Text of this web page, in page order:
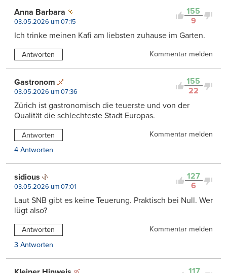
155
9
Anna Barbara
03.05.2026 um 07:15
Ich trinke meinen Kafi am liebsten zuhause im Garten.
Antworten Kommentar melden
155
22
Gastronom
03.05.2026 um 07:36
Zürich ist gastronomisch die teuerste und von der
Qualität die schlechteste Stadt Europas.
Antworten
Kommentar melden
4 Antworten
127
6
sidious
03.05.2026 um 07:01
Laut SNB gibt es keine Teuerung. Praktisch bei Null. Wer
lügt also?
Antworten
Kommentar melden
3 Antworten